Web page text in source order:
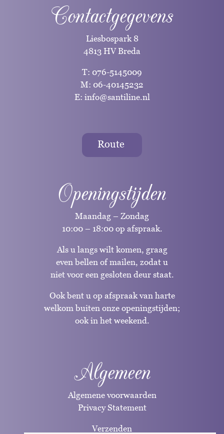
Contactgegevens
Liesbospark 8
4813 HV Breda
T: 076-5145009
M: 06-40145232
E: info@santiline.nl
Route
Openingstijden
Maandag – Zondag
10:00 – 18:00 op afspraak.
Als u langs wilt komen, graag
even bellen of mailen, zodat u
niet voor een gesloten deur staat.
Ook bent u op afspraak van harte
welkom buiten onze openingstijden;
ook in het weekend.
Algemeen
Algemene voorwaarden
Privacy Statement
Verzenden